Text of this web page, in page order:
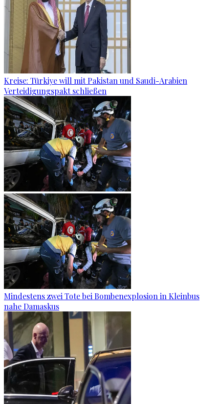
Kreise: Türkiye will mit Pakistan und Saudi-Arabien
Verteidigungspakt schließen
Mindestens zwei Tote bei Bombenexplosion in Kleinbus
nahe Damaskus